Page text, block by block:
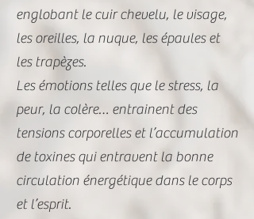
englobant le cuir chevelu, le visage,
les oreilles, la nuque, les épaules et
les trapèzes.
Les émotions telles que le stress, la
peur, la colère… entrainent des
tensions corporelles et l’accumulation
de toxines qui entravent la bonne
circulation énergétique dans le corps
et l’esprit.